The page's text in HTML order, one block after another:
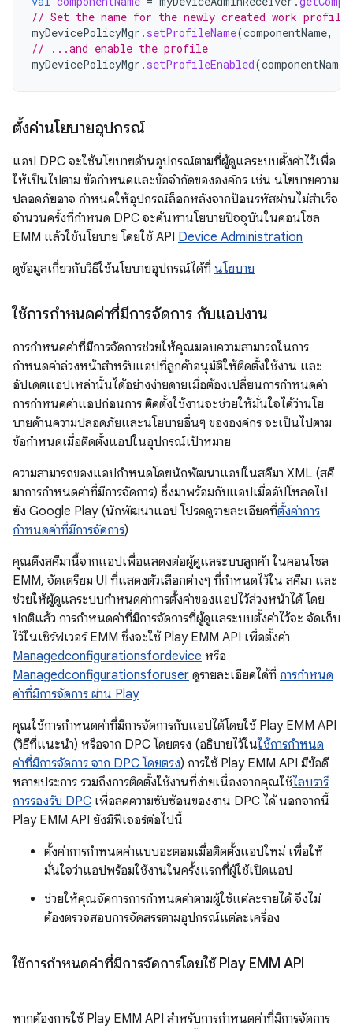
// Set the name for the newly created work profile.
myDevicePolicyMgr . setProfileName(componentName,
// ...and enable the profile
myDevicePolicyMgr . setProfileEnabled(componentName
ตั้งค่านโยบายอุปกรณ์
แอป DPC จะใช้นโยบายด้านอุปกรณ์ตามที่ผู้ดูแลระบบตั้งค่าไว้เพื่อ
ให้เป็นไปตาม ข้อกำหนดและข้อจำกัดขององค์กร เช่น นโยบายความ
ปลอดภัยอาจ กำหนดให้อุปกรณ์ล็อกหลังจากป้อนรหัสผ่านไม่สำเร็จ
จำนวนครั้งที่กำหนด DPC จะค้นหานโยบายปัจจุบันในคอนโซล
EMM แล้วใช้นโยบาย โดยใช้ API Device Administration
ดูข้อมูลเกี่ยวกับวิธีใช้นโยบายอุปกรณ์ได้ที่ นโยบาย
ใช้การกำหนดค่าที่มีการจัดการ กับแอปงาน
การกำหนดค่าที่มีการจัดการช่วยให้คุณมอบความสามารถในการ
กำหนดค่าล่วงหน้าสำหรับแอปที่ลูกค้าอนุมัติให้ติดตั้งใช้งาน และ
อัปเดตแอปเหล่านั้นได้อย่างง่ายดายเมื่อต้องเปลี่ยนการกำหนดค่า
การกำหนดค่าแอปก่อนการ ติดตั้งใช้งานจะช่วยให้มั่นใจได้ว่านโย
บายด้านความปลอดภัยและนโยบายอื่นๆ ขององค์กร จะเป็นไปตาม
ข้อกำหนดเมื่อติดตั้งแอปในอุปกรณ์เป้าหมาย
ความสามารถของแอปกำหนดโดยนักพัฒนาแอปในสคีมา XML (สคี
มาการกำหนดค่าที่มีการจัดการ) ซึ่งมาพร้อมกับแอปเมื่ออัปโหลดไป
ยัง Google Play (นักพัฒนาแอป โปรดดูรายละเอียดที่ตั้งค่าการ
กำหนดค่าที่มีการจัดการ)
คุณดึงสคีมานี้จากแอปเพื่อแสดงต่อผู้ดูแลระบบลูกค้า ในคอนโซล
EMM, จัดเตรียม UI ที่แสดงตัวเลือกต่างๆ ที่กำหนดไว้ใน สคีมา และ
ช่วยให้ผู้ดูแลระบบกำหนดค่าการตั้งค่าของแอปไว้ล่วงหน้าได้ โดย
ปกติแล้ว การกำหนดค่าที่มีการจัดการที่ผู้ดูแลระบบตั้งค่าไว้จะ จัดเก็บ
ไว้ในเซิร์ฟเวอร์ EMM ซึ่งจะใช้ Play EMM API เพื่อตั้งค่า
Managedconfigurationsfordevice หรือ
Managedconfigurationsforuser ดูรายละเอียดได้ที่ การกำหนด
ค่าที่มีการจัดการ ผ่าน Play
คุณใช้การกำหนดค่าที่มีการจัดการกับแอปได้โดยใช้ Play EMM API
(วิธีที่แนะนำ) หรือจาก DPC โดยตรง (อธิบายไว้ในใช้การกำหนด
ค่าที่มีการจัดการ จาก DPC โดยตรง) การใช้ Play EMM API มีข้อดี
หลายประการ รวมถึงการติดตั้งใช้งานที่ง่ายเนื่องจากคุณใช้ไลบรารี
การรองรับ DPC เพื่อลดความซับซ้อนของงาน DPC ได้ นอกจากนี้
Play EMM API ยังมีฟีเจอร์ต่อไปนี้
ตั้งค่าการกำหนดค่าแบบอะตอมเมื่อติดตั้งแอปใหม่ เพื่อให้
มั่นใจว่าแอปพร้อมใช้งานในครั้งแรกที่ผู้ใช้เปิดแอป
ช่วยให้คุณจัดการการกำหนดค่าตามผู้ใช้แต่ละรายได้ จึงไม่
ต้องตรวจสอบการจัดสรรตามอุปกรณ์แต่ละเครื่อง
ใช้การกำหนดค่าที่มีการจัดการโดยใช้ Play EMM API
หากต้องการใช้ Play EMM API สำหรับการกำหนดค่าที่มีการจัดการ